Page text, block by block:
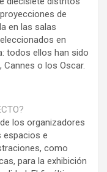
de
en las salas
en
todos ellos han sido
o los Oscar.
los organizadores
espacios e
como
para la exhibición